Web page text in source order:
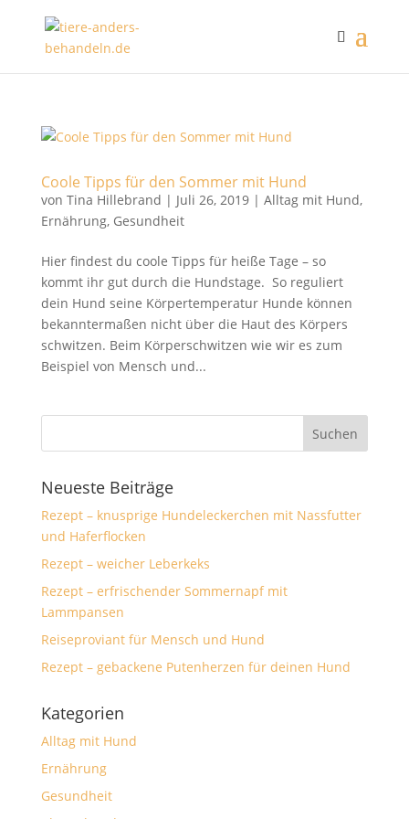
Coole Tipps für den Sommer mit Hund
von Tina Hillebrand | Juli 26, 2019| Alltag mit Hund,
Ernährung, Gesundheit
Hier findest du coole Tipps für heiße Tage – so
kommt ihr gut durch die Hundstage. So reguliert
dein Hund seine Körpertemperatur Hunde können
bekanntermaßen nicht über die Haut des Körpers
schwitzen. Beim Körperschwitzen wie wir es zum
Beispiel von Mensch und...
Neueste Beiträge
Rezept – knusprige Hundeleckerchen mit Nassfutter
und Haferflocken
Rezept – weicher Leberkeks
Rezept – erfrischender Sommernapf mit
Lammpansen
Reiseproviant für Mensch und Hund
Rezept – gebackene Putenherzen für deinen Hund
Kategorien
Alltag mit Hund
Ernährung
Gesundheit